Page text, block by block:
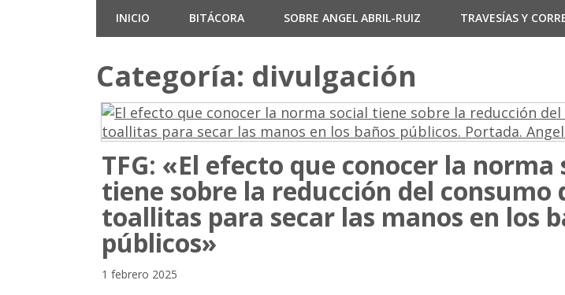
INICIO BITÁCORA SOBRE ANGEL ABRIL-RUIZ TRAVESÍAS Y
Categoría: divulgación
TFG: «El efecto que conocer la norma
tiene sobre la reducción del consumo
toallitas para secar las manos en los
públicos»
1 febrero 2025